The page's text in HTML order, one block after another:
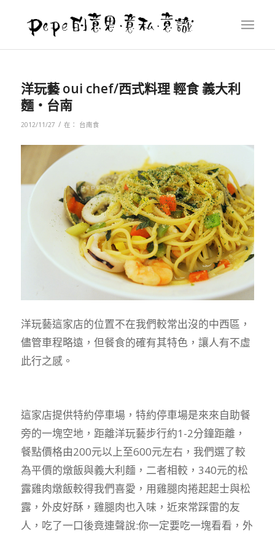
洋玩藝 oui chef/西式料理 輕食 義大利
麵‧台南
2012/11/27 / 在： 台南食
洋玩藝這家店的位置不在我們較常出沒的中西區，
儘管車程略遠，但餐食的確有其特色，讓人有不虛
此行之感。
這家店提供特約停車場，特約停車場是來來自助餐
旁的一塊空地，距離洋玩藝步行約1-2分鐘距離，
餐點價格由200元以上至600元左右，我們選了較
為平價的燉飯與義大利麵，二者相較，340元的松
露雞肉燉飯較得我們喜愛，用雞腿肉捲起起士與松
露，外皮好酥，雞腿肉也入味，近來常踩雷的友
人，吃了一口後竟連聲說:你一定要吃一塊看看，外